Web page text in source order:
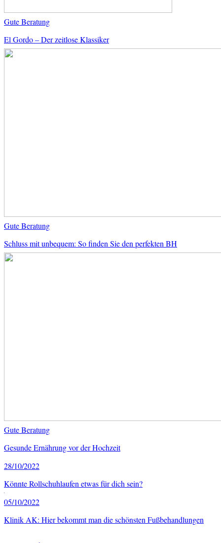
Gute Beratung
El Gordo – Der zeitlose Klassiker
Gute Beratung
Schluss mit unbequem: So finden Sie den perfekten BH
Gute Beratung
Gesunde Ernährung vor der Hochzeit
28/10/2022
Könnte Rollschuhlaufen etwas für dich sein?
05/10/2022
Klinik AK: Hier bekommt man die schönsten Fußbehandlungen